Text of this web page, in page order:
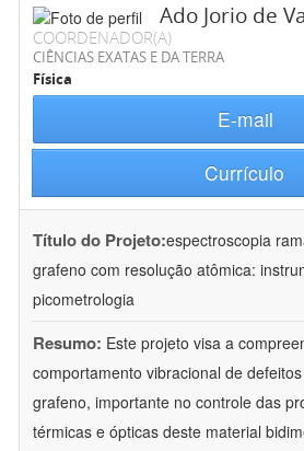
Ado Jorio de
COORDENADOR(A)
CIÊNCIAS EXATAS E DA TERRA
Física
E-mail
Currículo
Título do Projeto:espectroscopia
grafeno com resolução atômica:
picometrologia
Resumo: Este projeto visa a
comportamento vibracional de
grafeno, importante no controle das
térmicas e ópticas deste material